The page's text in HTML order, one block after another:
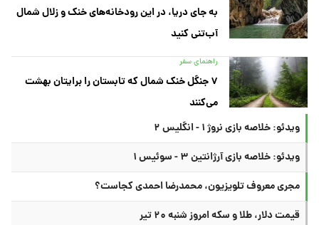
به جای دریا، در این رودخانه‌های خنک و زلال شمال
آب‌تنی کنید
راهنمای سفر
۷ جنگل خنک شمال که تابستان را برایتان بهشت
می‌کنند
ویدئو: خلاصه بازی نروژ ۱ - انگلیس ۲
ویدئو: خلاصه بازی آرژانتین ۳ - سوئیس ۱
مجری معروف تلویزیون، محمدرضا احمدی کجاست؟
قیمت دلار، طلا و سکه امروز شنبه ۲۰ تیر